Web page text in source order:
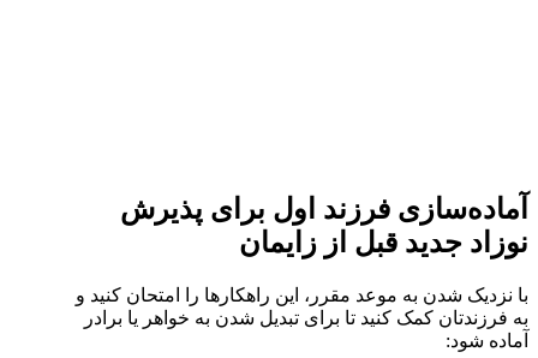
آماده‌سازی فرزند اول برای پذیرش
نوزاد جدید قبل از زایمان
با نزدیک شدن به موعد مقرر، این راهکارها را امتحان کنید و
به فرزندتان کمک کنید تا برای تبدیل شدن به خواهر یا برادر
آماده شود: